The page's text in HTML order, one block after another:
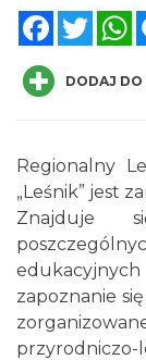
Facebook
DODAJ DO
Regionalny
„Leśnik” jest
Znajduje
zapoznanie